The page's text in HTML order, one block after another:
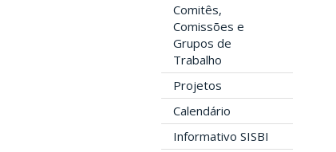
Comitês,
Comissões e
Grupos de
Trabalho
Projetos
Calendário
Informativo SISBI